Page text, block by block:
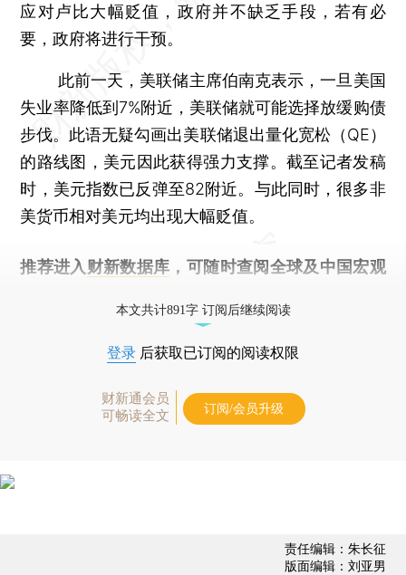
应对卢比大幅贬值，政府并不缺乏手段，若有必
要，政府将进行干预。
此前一天，美联储主席伯南克表示，一旦美国
失业率降低到7%附近，美联储就可能选择放缓购债
步伐。此语无疑勾画出美联储退出量化宽松（QE）
的路线图，美元因此获得强力支撑。截至记者发稿
时，美元指数已反弹至82附近。与此同时，很多非
美货币相对美元均出现大幅贬值。
推荐进入 财新数据库 ，可随时查阅全球及中国宏观
本文共计891字 订阅后继续阅读
登录 后获取已订阅的阅读权限
财新通会员
可畅读全文
订阅/会员升级
责任编辑：朱长征
版面编辑：刘亚男